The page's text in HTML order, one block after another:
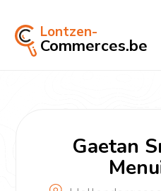
Lontzen-
Commerces.be
Gaetan